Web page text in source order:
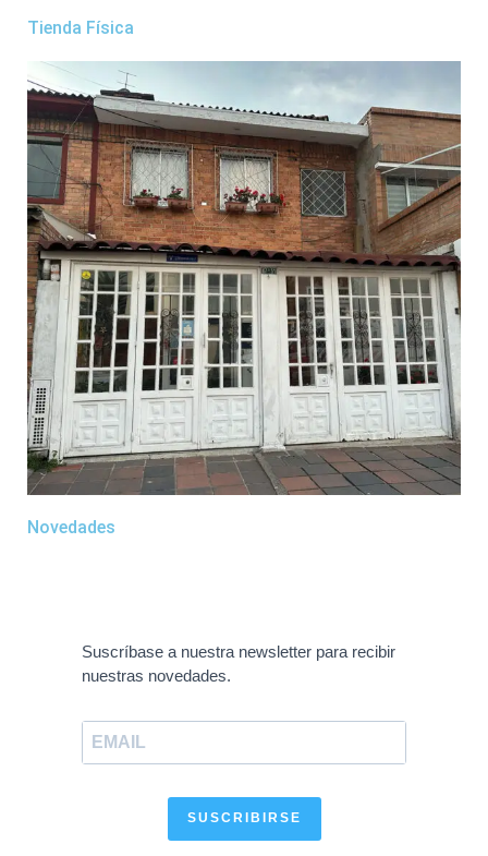
Tienda Física
Novedades
Suscríbase a nuestra newsletter para recibir
nuestras novedades.
SUSCRIBIRSE